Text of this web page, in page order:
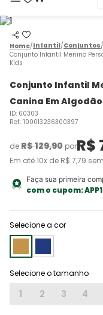
Infantil Conjuntos
Conjunto Infantil Menino
Kids
Conjunto Infantil
Canina Em
ID: 60303
Ref.: 100013236300397
deR$129,90 porR$
Em até10x de R$ 7,79
Faça sua primeira
com o cupom:
Selecione a cor
1 2 3 4